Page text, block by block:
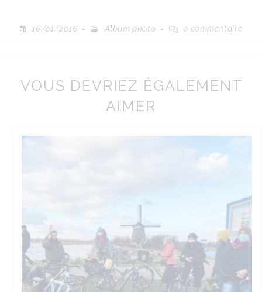
16/01/2016 Album photo 0 commentaire
VOUS DEVRIEZ ÉGALEMENT
AIMER